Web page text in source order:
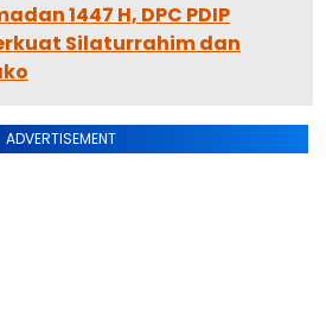
1447 H, DPC PDIP
Silaturrahim dan
ADVERTISEMENT